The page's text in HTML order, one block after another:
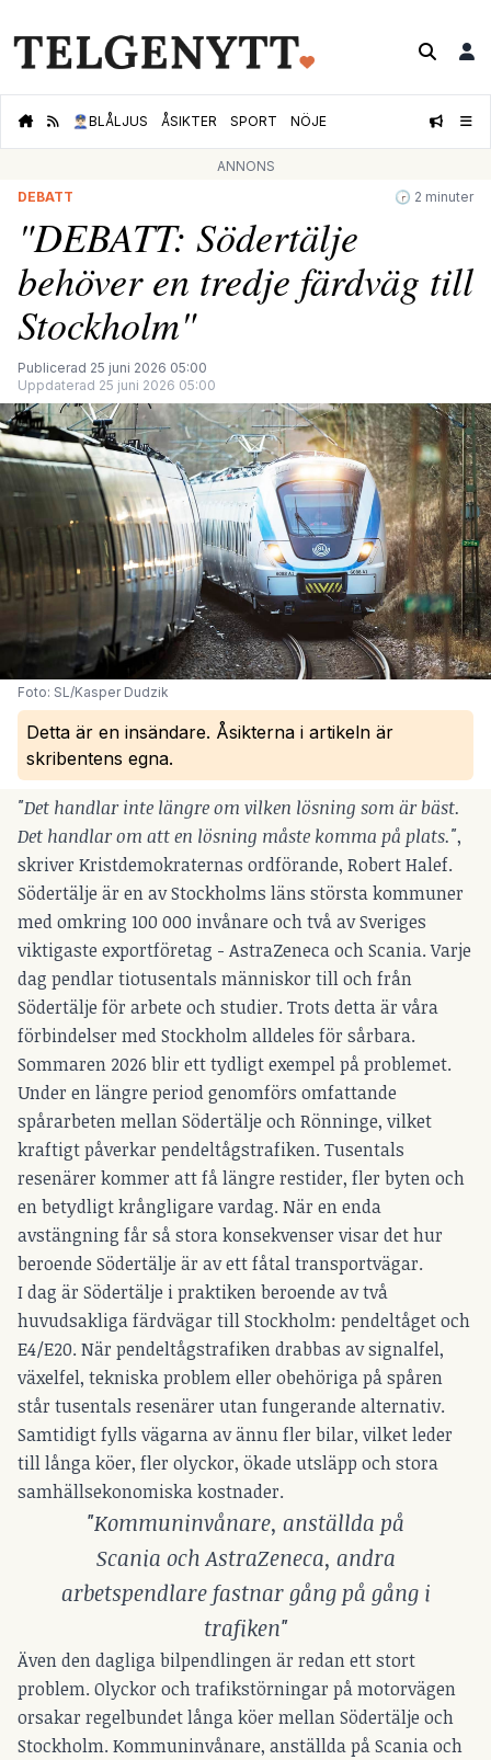
👮🏻‍♂️BLÅLJUS ÅSIKTER SPORT NÖJE
ANNONS
DEBATT
🕝 2 minuter
"DEBATT: Södertälje
behöver en tredje färdväg till
Stockholm"
Publicerad 25 juni 2026 05:00
Uppdaterad 25 juni 2026 05:00
Foto: SL/Kasper Dudzik
Detta är en insändare. Åsikterna i artikeln är
skribentens egna.
"Det handlar inte längre om vilken lösning som är bäst.
Det handlar om att en lösning måste komma på plats.",
skriver Kristdemokraternas ordförande, Robert Halef.
Södertälje är en av Stockholms läns största kommuner
med omkring 100 000 invånare och två av Sveriges
viktigaste exportföretag - AstraZeneca och Scania. Varje
dag pendlar tiotusentals människor till och från
Södertälje för arbete och studier. Trots detta är våra
förbindelser med Stockholm alldeles för sårbara.
Sommaren 2026 blir ett tydligt exempel på problemet.
Under en längre period genomförs omfattande
spårarbeten mellan Södertälje och Rönninge, vilket
kraftigt påverkar pendeltågstrafiken. Tusentals
resenärer kommer att få längre restider, fler byten och
en betydligt krångligare vardag. När en enda
avstängning får så stora konsekvenser visar det hur
beroende Södertälje är av ett fåtal transportvägar.
I dag är Södertälje i praktiken beroende av två
huvudsakliga färdvägar till Stockholm: pendeltåget och
E4/E20. När pendeltågstrafiken drabbas av signalfel,
växelfel, tekniska problem eller obehöriga på spåren
står tusentals resenärer utan fungerande alternativ.
Samtidigt fylls vägarna av ännu fler bilar, vilket leder
till långa köer, fler olyckor, ökade utsläpp och stora
samhällsekonomiska kostnader.
"Kommuninvånare, anställda på
Scania och AstraZeneca, andra
arbetspendlare fastnar gång på gång i
trafiken"
Även den dagliga bilpendlingen är redan ett stort
problem. Olyckor och trafikstörningar på motorvägen
orsakar regelbundet långa köer mellan Södertälje och
Stockholm. Kommuninvånare, anställda på Scania och